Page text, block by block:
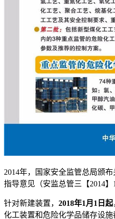
2014年，国家安全监管总局颁
指导意见（安监总管三【2014】
针对新建装置， 2018年1月1日起
化工装置和危险化学品储存设